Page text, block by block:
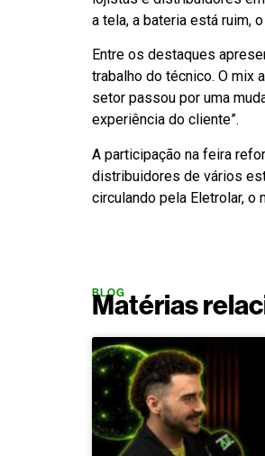
a tela, a bateria está ruim,
Entre os destaques
trabalho do técnico. O mix
setor passou por uma
experiência do cliente”.
A participação na feira
distribuidores de vários
circulando pela Eletrolar, o
BLOG
Matérias